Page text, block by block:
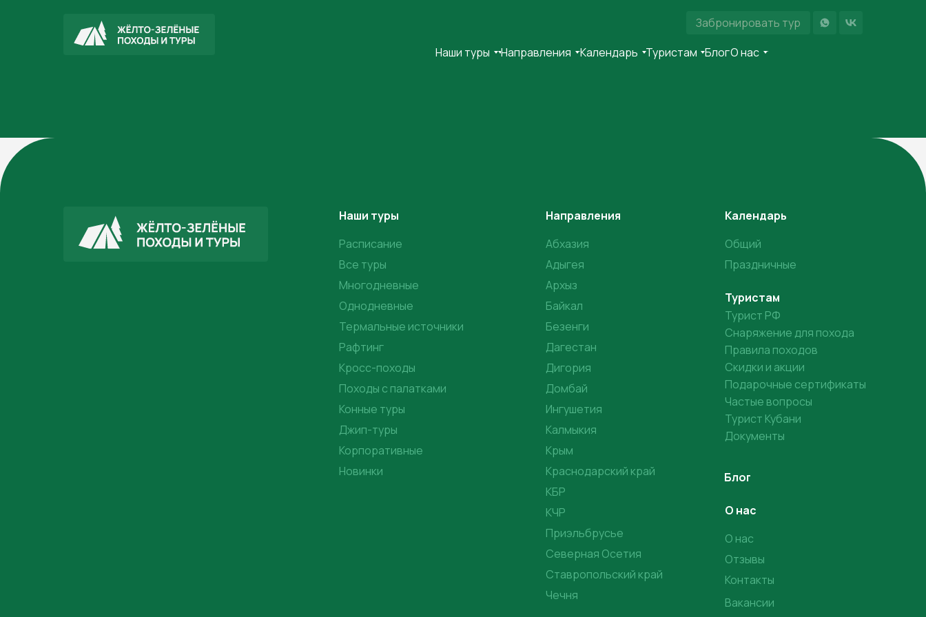
Забронировать тур
Наши туры
Направления Календарь Туристам БлогО нас
Забронировать тур
Наши туры
Направления Календарь Туристам БлогО нас
Наши туры
Расписание
Все туры
Многодневные
Однодневные
Термальные источники
Рафтинг
Кросс-походы
Походы с палатками
Конные туры
Джип-туры
Снаряжение для похода
Правила походов
Скидки и акции
Подарочные сертификаты
Частые вопросы
Документы
Турист Кубани
Турист РФ
Туристам
Корпоративные
Новинки
Крым
Калмыкия
Ингушетия
Домбай
Дигория
Дагестан
Безенги
Общий
Праздничные
Календарь
Байкал
Архыз
Адыгея
Абхазия
Контакты
Вакансии
Отзывы
О нас
О нас
Краснодарский край
КБР
КЧР
Приэльбрусье
Северная Осетия
Чечня
Ставропольский край
Направления
Блог